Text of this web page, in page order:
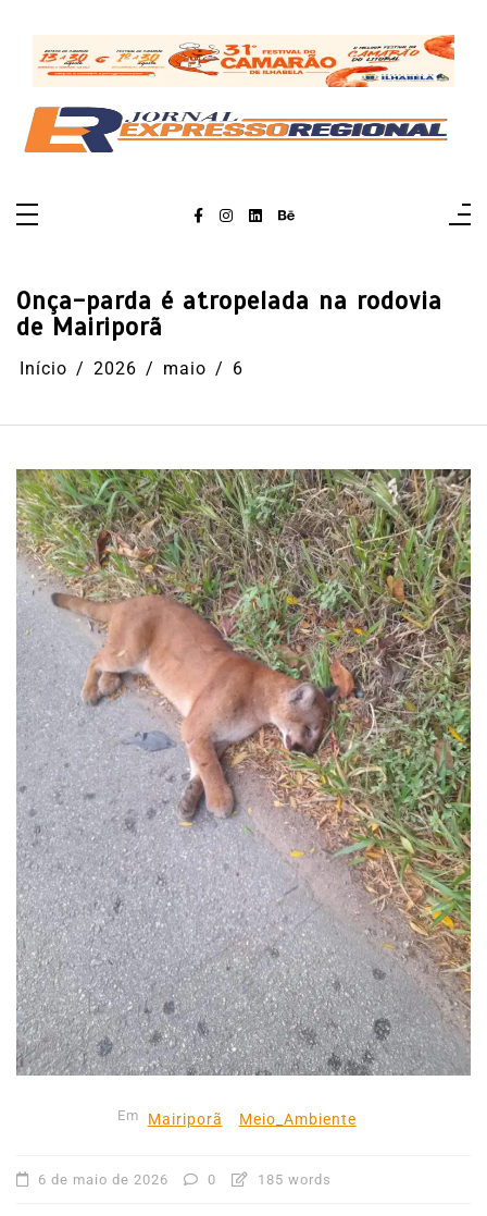
conteúdo
Onça-parda é atropelada na rodovia
de Mairiporã
Início 2026 maio 6
Em Mairiporã Meio_Ambiente
6 de maio de 2026 0 185 words